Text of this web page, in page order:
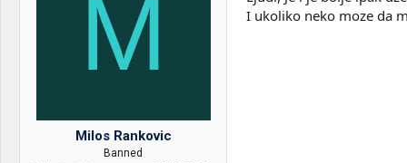
Mice &
keyboard:
Cougar 700K & Logitech
G502SE
OS & Browser:
M
Milos Rankovic
Banned
I ukoliko neko moze da